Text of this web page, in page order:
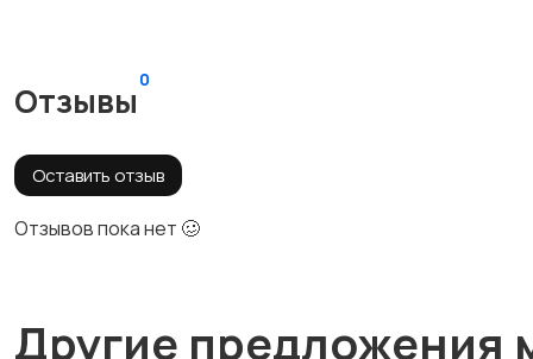
Отзывы
0
Оставить отзыв
Отзывов пока нет 🥴
Другие предложения